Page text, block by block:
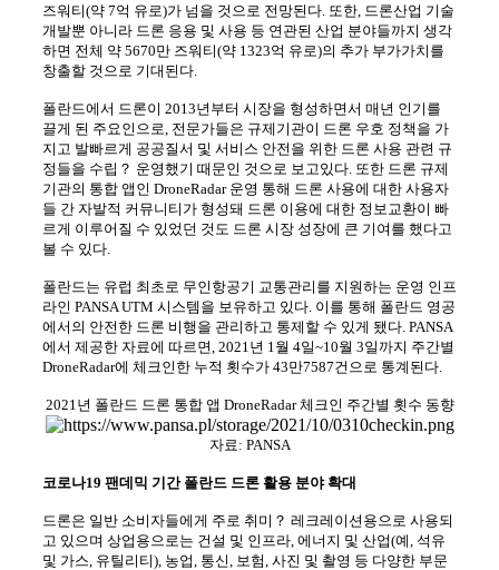
즈워티(약 7억 유로)가 넘을 것으로 전망된다. 또한, 드론산업 기술
개발뿐 아니라 드론 응용 및 사용 등 연관된 산업 분야들까지 생각
하면 전체 약 5670만 즈워티(약 1323억 유로)의 추가 부가가치를
창출할 것으로 기대된다.
폴란드에서 드론이 2013년부터 시장을 형성하면서 매년 인기를
끌게 된 주요인으로, 전문가들은 규제기관이 드론 우호 정책을 가
지고 발빠르게 공공질서 및 서비스 안전을 위한 드론 사용 관련 규
정들을 수립 ？ 운영했기 때문인 것으로 보고있다. 또한 드론 규제
기관의 통합 앱인 DroneRadar 운영 통해 드론 사용에 대한 사용자
들 간 자발적 커뮤니티가 형성돼 드론 이용에 대한 정보교환이 빠
르게 이루어질 수 있었던 것도 드론 시장 성장에 큰 기여를 했다고
볼 수 있다.
폴란드는 유럽 최초로 무인항공기 교통관리를 지원하는 운영 인프
라인 PANSA UTM 시스템을 보유하고 있다. 이를 통해 폴란드 영공
에서의 안전한 드론 비행을 관리하고 통제할 수 있게 됐다. PANSA
에서 제공한 자료에 따르면, 2021년 1월 4일~10월 3일까지 주간별
DroneRadar에 체크인한 누적 횟수가 43만7587건으로 통계된다.
2021 년 폴란드 드론 통합 앱 DroneRadar 체크인 주간별 횟수 동향
자료: PANSA
코로나19 팬데믹 기간 폴란드 드론 활용 분야 확대
드론은 일반 소비자들에게 주로 취미 ？ 레크레이션용으로 사용되
고 있으며 상업용으로는 건설 및 인프라, 에너지 및 산업(예, 석유
및 가스, 유틸리티), 농업, 통신, 보험, 사진 및 촬영 등 다양한 부문